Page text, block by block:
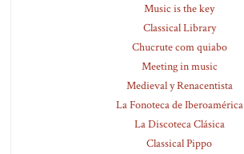
Music is the key
Classical Library
Chucrute com quiabo
Meeting in music
Medieval y Renacentista
La Fonoteca de Iberoamérica
La Discoteca Clásica
Classical Pippo